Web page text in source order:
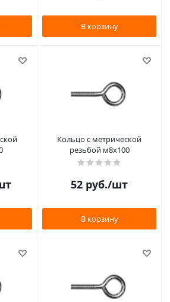
В корзину
Кольцо с метрической
резьбой м8х100
52 руб./шт
В корзину